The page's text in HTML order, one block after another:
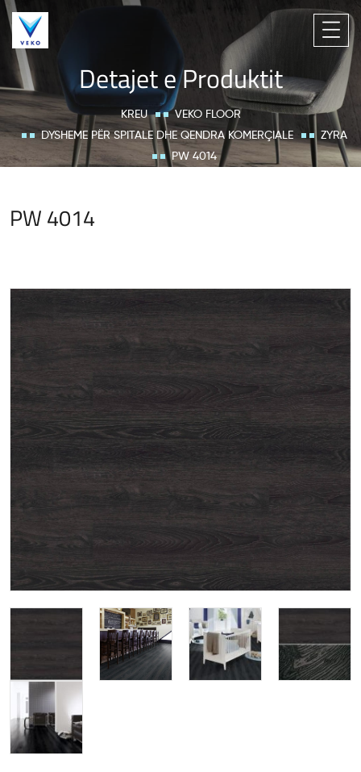
Detajet e Produktit
KREU
VEKO FLOOR
DYSHEME PËR SPITALE DHE QENDRA KOMERÇIALE
ZYRA
PW 4014
PW 4014